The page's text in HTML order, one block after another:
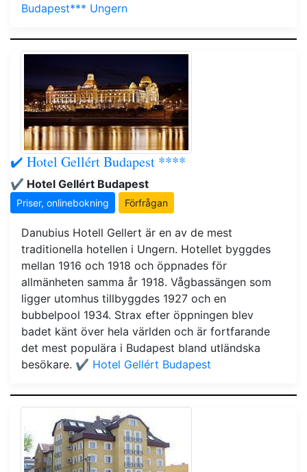
Budapest*** Ungern
✔️ Hotel Gellért Budapest ****
✔️ Hotel Gellért Budapest
Priser, onlinebokning Förfrågan
Danubius Hotell Gellert är en av de mest
traditionella hotellen i Ungern. Hotellet byggdes
mellan 1916 och 1918 och öppnades för
allmänheten samma år 1918. Vågbassängen som
ligger utomhus tillbyggdes 1927 och en
bubbelpool 1934. Strax efter öppningen blev
badet känt över hela världen och är fortfarande
det mest populära i Budapest bland utländska
besökare. ✔️ Hotel Gellért Budapest